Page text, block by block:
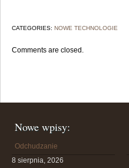
CATEGORIES: NOWE TECHNOLOGIE
Comments are closed.
Nowe wpisy:
Odchudzanie
8 sierpnia, 2026